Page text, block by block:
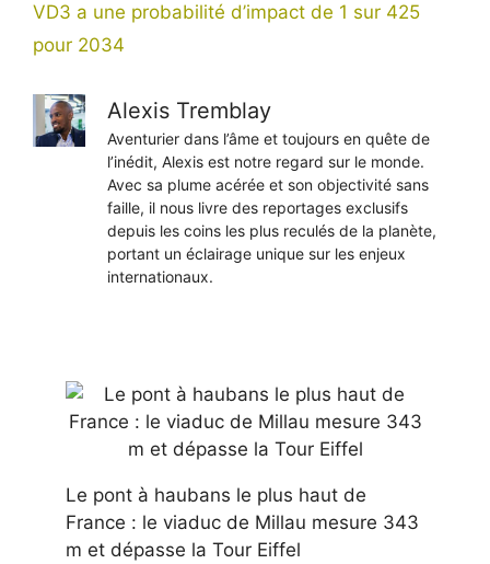
VD3 a une probabilité d’impact de 1 sur 425
pour 2034
Alexis Tremblay
Aventurier dans l’âme et toujours en quête de
l’inédit, Alexis est notre regard sur le monde.
Avec sa plume acérée et son objectivité sans
faille, il nous livre des reportages exclusifs
depuis les coins les plus reculés de la planète,
portant un éclairage unique sur les enjeux
internationaux.
Le pont à haubans le plus haut de
France : le viaduc de Millau mesure 343
m et dépasse la Tour Eiffel